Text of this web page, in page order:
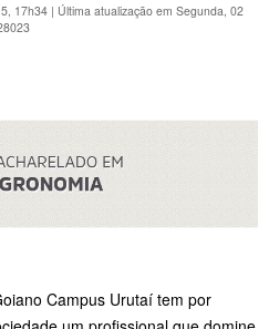
17h34 | Última atualização em Segunda, 02
Campus Urutaí tem por